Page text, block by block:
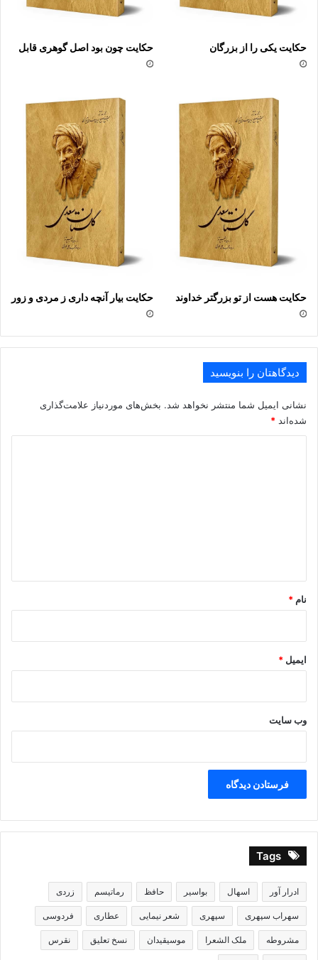
حکایت یکی را از بزرگان حکایت چون بود اصل گوهرى قابل
حکایت هست از تو بزرگتر خداوند حکایت بیار آنچه دارى ز مردى و زور
دیدگاهتان را بنویسید
نشانی ایمیل شما منتشر نخواهد شد. بخش‌های موردنیاز علامت‌گذاری
شده‌اند *
نام *
ایمیل *
وب‌ سایت
Tags
ادرار آور اسهال بواسیر حافظ رماتیسم زردی
سهراب سپهری سپهری شعر نیمایی عطاری فردوسی
مشروطه ملک الشعرا موسیقیدان نسخ تعلیق نقرس